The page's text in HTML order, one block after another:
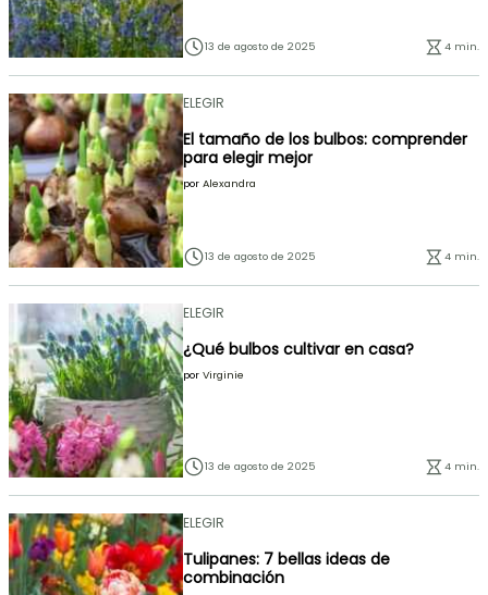
13 de agosto de 2025 4 min.
ELEGIR
El tamaño de los bulbos: comprender
para elegir mejor
por Alexandra
13 de agosto de 2025 4 min.
ELEGIR
¿Qué bulbos cultivar en casa?
por Virginie
13 de agosto de 2025 4 min.
ELEGIR
Tulipanes: 7 bellas ideas de
combinación